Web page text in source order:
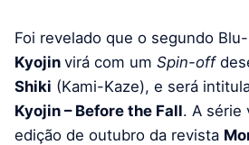
Foi revelado que o segundo
Kyojin virá com um Spin-off
Shiki (Kami-Kaze), e será
Kyojin – Before the Fall. A série
edição de outubro da revista